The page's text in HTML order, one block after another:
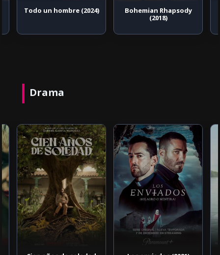
Todo un hombre (2024)
Bohemian Rhapsody
(2018)
Drama